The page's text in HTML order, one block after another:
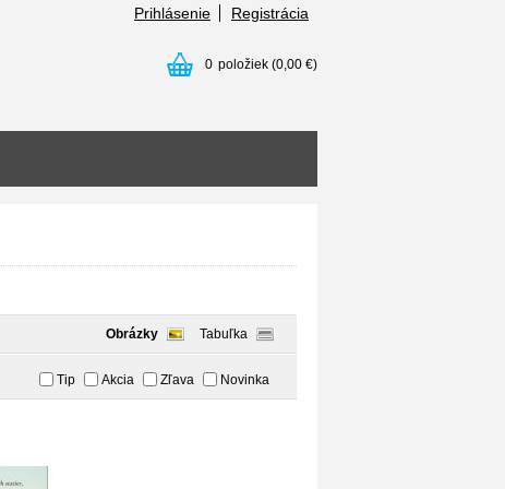
Prihlásenie Registrácia
0 položiek (0,00 €)
Obrázky Tabuľka
Tip Akcia Zľava Novinka